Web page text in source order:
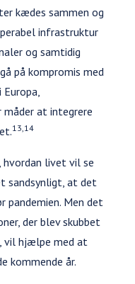
kædes sammen og
infrastruktur
og samtidig
på kompromis med
måder at integrere
13,14
hvordan livet vil se
sandsynligt, at det
Men det
der blev skubbet
vil hjælpe med at
kommende år.